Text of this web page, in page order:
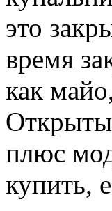
это
время
как
плюс
купить,